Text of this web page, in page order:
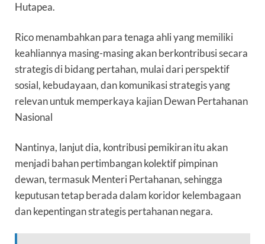
Hutapea.
Rico menambahkan para tenaga ahli yang memiliki
keahliannya masing-masing akan berkontribusi secara
strategis di bidang pertahan, mulai dari perspektif
sosial, kebudayaan, dan komunikasi strategis yang
relevan untuk memperkaya kajian Dewan Pertahanan
Nasional
Nantinya, lanjut dia, kontribusi pemikiran itu akan
menjadi bahan pertimbangan kolektif pimpinan
dewan, termasuk Menteri Pertahanan, sehingga
keputusan tetap berada dalam koridor kelembagaan
dan kepentingan strategis pertahanan negara.